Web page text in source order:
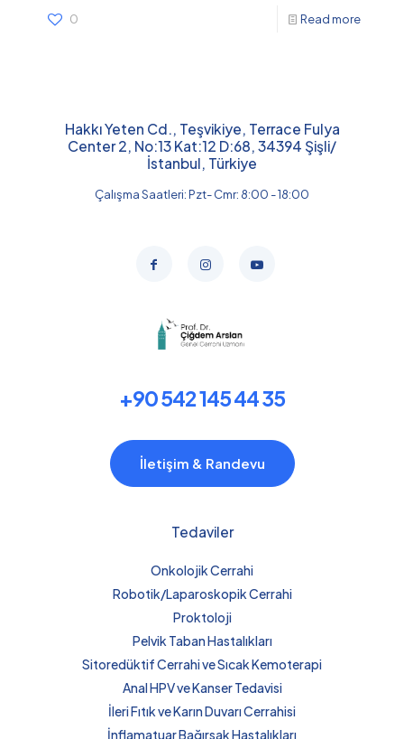
0 Read more
Hakkı Yeten Cd., Teşvikiye, Terrace Fulya
Center 2, No:13 Kat:12 D:68, 34394 Şişli/
İstanbul, Türkiye
Çalışma Saatleri: Pzt- Cmr: 8:00 - 18:00
+90 542 145 44 35
İletişim & Randevu
Tedaviler
Onkolojik Cerrahi
Robotik/Laparoskopik Cerrahi
Proktoloji
Pelvik Taban Hastalıkları
Sitoredüktif Cerrahi ve Sıcak Kemoterapi
Anal HPV ve Kanser Tedavisi
İleri Fıtık ve Karın Duvarı Cerrahisi
İnflamatuar Bağırsak Hastalıkları